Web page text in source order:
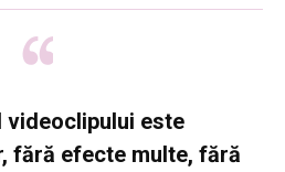
videoclipului este
fără efecte multe, fără